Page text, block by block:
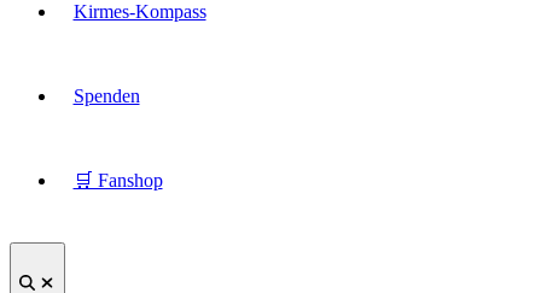
Kirmes-Kompass
Spenden
🛒 Fanshop
Suche